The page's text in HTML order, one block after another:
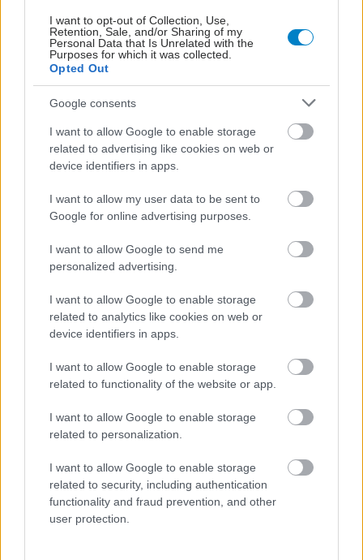
I want to opt-out of Collection, Use,
Retention, Sale, and/or Sharing of my
Personal Data that Is Unrelated with the
Purposes for which it was collected.
Opted Out
Google consents
I want to allow Google to enable storage
related to advertising like cookies on web or
device identifiers in apps.
I want to allow my user data to be sent to
Google for online advertising purposes.
I want to allow Google to send me
personalized advertising.
I want to allow Google to enable storage
related to analytics like cookies on web or
device identifiers in apps.
I want to allow Google to enable storage
related to functionality of the website or app.
I want to allow Google to enable storage
related to personalization.
I want to allow Google to enable storage
related to security, including authentication
functionality and fraud prevention, and other
user protection.